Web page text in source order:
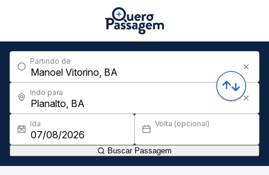
Partindo de
Indo para
Ida Volta (opcional)
Buscar Passagem